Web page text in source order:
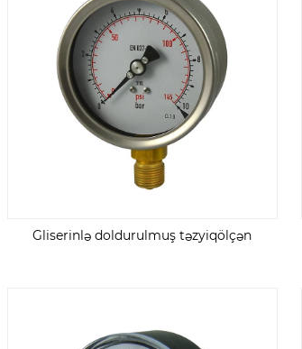
Gliserinlə doldurulmuş təzyiqölçən